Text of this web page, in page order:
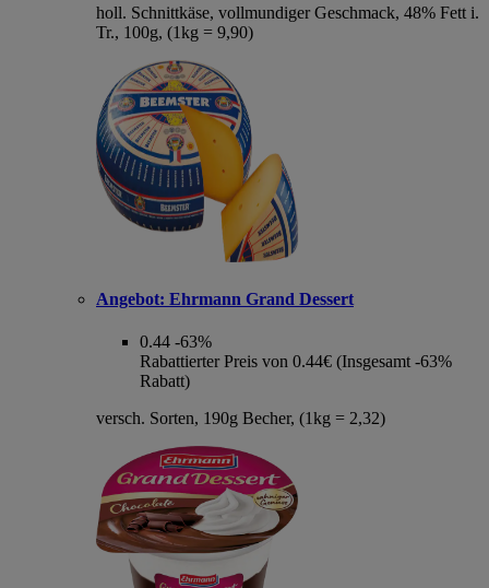
holl. Schnittkäse, vollmundiger Geschmack, 48% Fett i.
Tr., 100g, (1kg = 9,90)
Angebot: Ehrmann Grand Dessert
0.44 -63%
Rabattierter Preis von 0.44€ (Insgesamt -63%
Rabatt)
versch. Sorten, 190g Becher, (1kg = 2,32)